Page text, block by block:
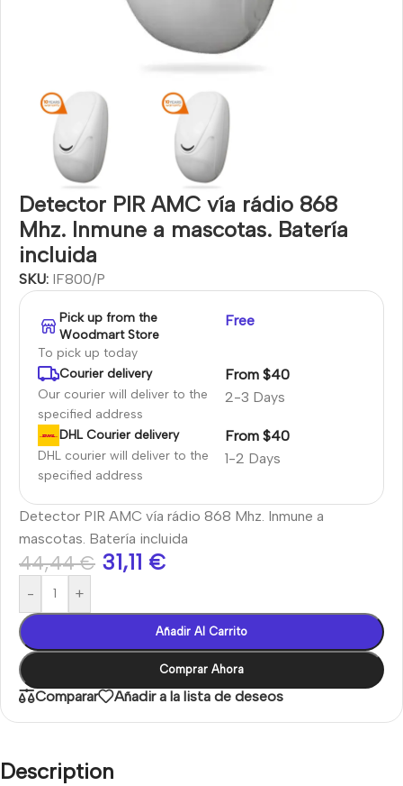
Detector PIR AMC vía rádio 868
Mhz. Inmune a mascotas. Batería
incluida
SKU: IF800/P
Pick up from the
Woodmart Store
To pick up today
Free
Courier delivery
Our courier will deliver to the
specified address
2-3 Days
From $40
DHL Courier delivery
DHL courier will deliver to the
specified address
1-2 Days
From $40
Detector PIR AMC vía rádio 868 Mhz. Inmune a
mascotas. Batería incluida
44,44€ 31,11 €
- +
Añadir Al Carrito
Comprar Ahora
Comparar Añadir a la lista de deseos
Description